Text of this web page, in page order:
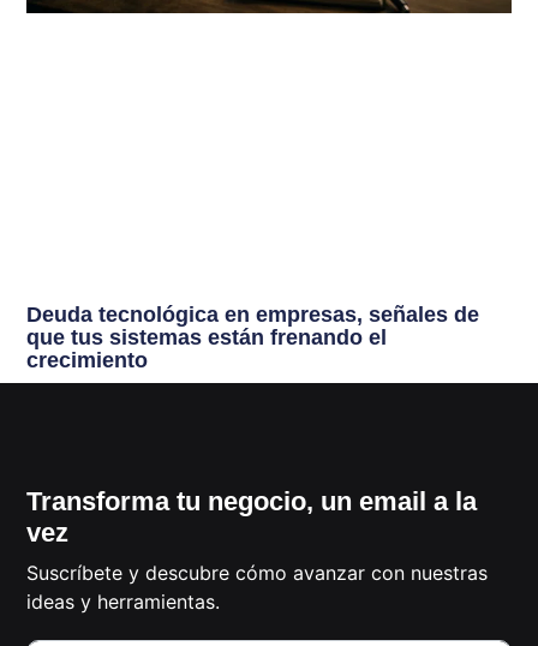
Deuda tecnológica en empresas, señales de
que tus sistemas están frenando el
crecimiento
Transforma tu negocio, un email a la
vez
Suscríbete y descubre cómo avanzar con nuestras
ideas y herramientas.